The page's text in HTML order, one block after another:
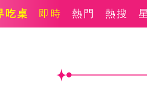
吃桌 即時 熱門 熱搜